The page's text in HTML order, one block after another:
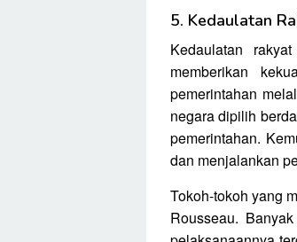
5. Kedaulatan
Kedaulatan
memberikan
pemerintahan
negara dipilih
pemerintahan.
dan menjalankan
Tokoh-tokoh yang
Rousseau.